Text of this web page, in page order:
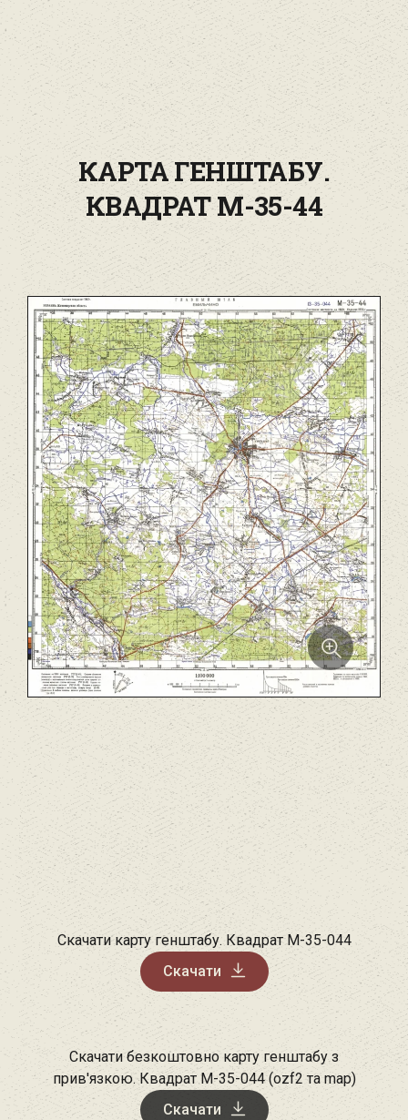
КАРТА ГЕНШТАБУ.
КВАДРАТ М-35-44
Скачати карту генштабу. Квадрат М-35-044
Скачати
Скачати безкоштовно карту генштабу з
прив'язкою. Квадрат М-35-044 (ozf2 та map)
Скачати